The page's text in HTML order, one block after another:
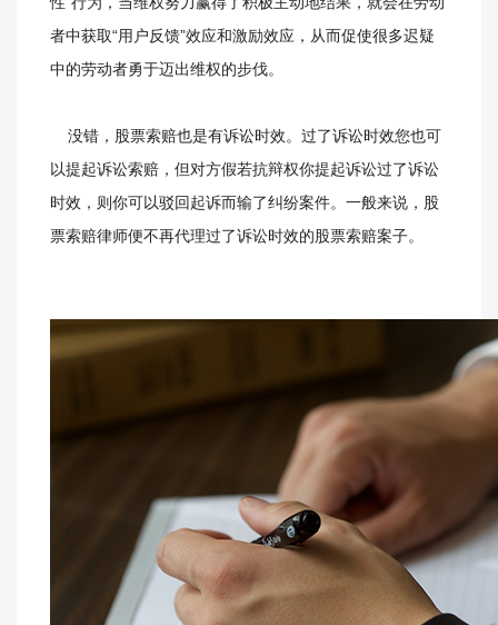
者中获取“用户反馈”效应和激励效应，从而促使很多迟疑
中的劳动者勇于迈出维权的步伐。
没错，股票索赔也是有诉讼时效。过了诉讼时效您也可
以提起诉讼索赔，但对方假若抗辩权你提起诉讼过了诉讼
时效，则你可以驳回起诉而输了纠纷案件。一般来说，股
票索赔律师便不再代理过了诉讼时效的股票索赔案子。